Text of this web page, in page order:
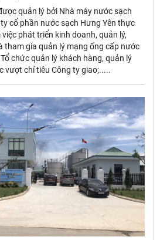
quản lý bởi Nhà máy nước sạch
cổ phần nước sạch Hưng Yên thực
phát triển kinh doanh, quản lý,
tham gia quản lý mạng ống cấp nước
chức quản lý khách hàng, quản lý
vượt chỉ tiêu Công ty giao;.....